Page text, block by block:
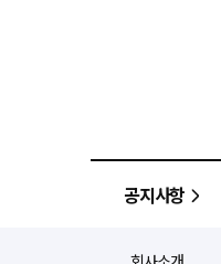
공지사항